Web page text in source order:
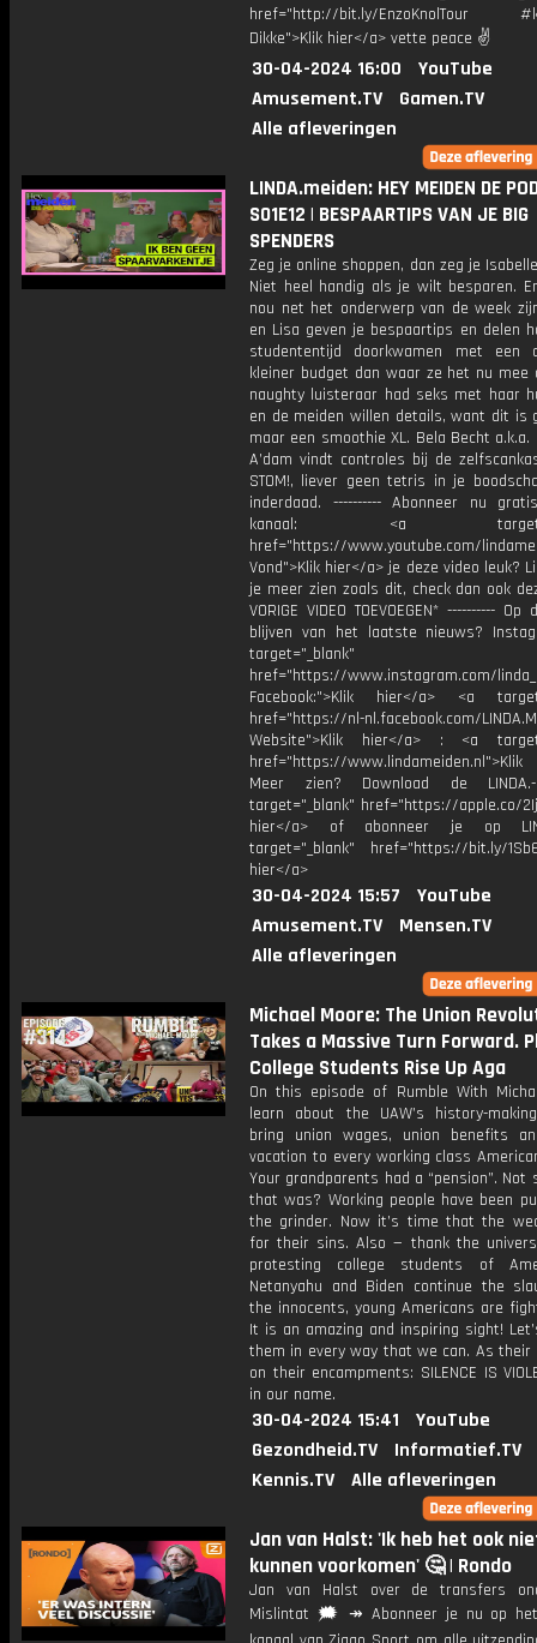
href="http://bit.ly/EnzoKnolTour
Dikke">Klik hier</a> vette peace ✌
30-04-2024 16:00
YouTube
Amusement.TV
Gamen.TV
Alle afleveringen
LINDA.meiden: HEY MEIDEN DE
S01E12 | BESPAARTIPS VAN JE BIG
SPENDERS
Zeg je online shoppen, dan zeg je
Niet heel handig als je wilt besparen.
nou net het onderwerp van de week
en Lisa geven je bespaartips en delen
studententijd doorkwamen met een
kleiner budget dan waar ze het nu mee
naughty luisteraar had seks met haar
en de meiden willen details, want dit is
maar een smoothie XL. Bela Becht
A’dam vindt controles bij de
STOM!, liever geen tetris in je
inderdaad. ---------- Abonneer nu
kanaal: <a
href="https://www.youtube.com/
Vond">Klik hier</a> je deze video leuk?
je meer zien zoals dit, check dan ook
VORIGE VIDEO TOEVOEGEN* ----------
blijven van het laatste nieuws?
target="_blank"
href="https://www.instagram.com/
Facebook:">Klik hier</a> <a
href="https://nl-nl.facebook.com/
Website">Klik hier</a> : <a
href="https://
Meer zien? Download de
target="_blank" href="https://apple.co/
hier</a> of abonneer je op
target="_blank" href="https://bit.ly/
hier</a>
30-04-2024 15:57
YouTube
Amusement.TV
Mensen.TV
Alle afleveringen
Michael Moore: The Union
Takes a Massive Turn Forward.
College Students Rise Up Aga
On this episode of Rumble With
learn about the UAW’s history-
bring union wages, union benefits
vacation to every working class
Your grandparents had a “pension”. Not
that was? Working people have been
the grinder. Now it’s time that the
for their sins. Also — thank the
protesting college students of
Netanyahu and Biden continue the
the innocents, young Americans are
It is an amazing and inspiring sight!
them in every way that we can. As their
on their encampments: SILENCE IS
in our name.
30-04-2024 15:41
YouTube
Gezondheid.TV
Informatief.TV
Kennis.TV
Alle afleveringen
Jan van Halst: 'Ik heb het ook
kunnen voorkomen' 🤔 | Rondo
Jan van Halst over de transfers
Mislintat 🗯️ ↠ Abonneer je nu op het